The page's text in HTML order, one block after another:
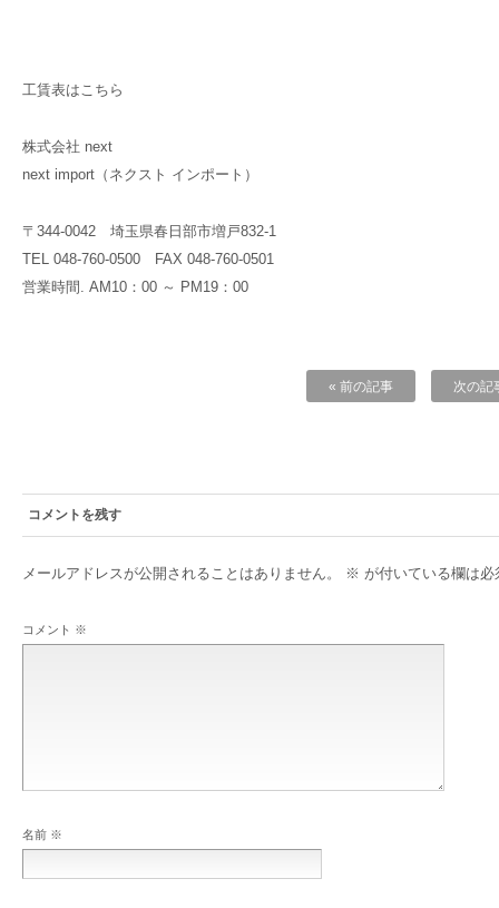
工賃表はこちら
株式会社 next
next import（ネクスト インポート）
〒344-0042 埼玉県春日部市増戸832-1
TEL 048-760-0500 FAX 048-760-0501
営業時間. AM10：00 ～ PM19：00
« 前の記事 次の記
コメントを残す
メールアドレスが公開されることはありません。 ※ が付いている欄は必
コメント ※
名前 ※